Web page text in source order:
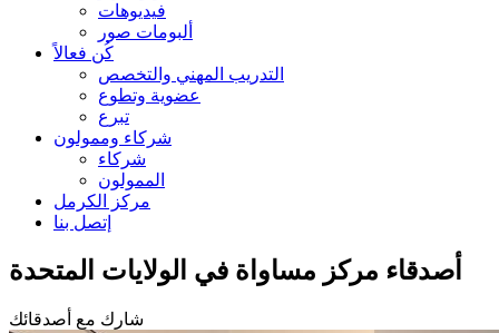
فيديوهات
ألبومات صور
كُن فعالاً
التدريب المهني والتخصص
عضوية وتطوع
تبرع
شركاء وممولون
شركاء
الممولون
مركز الكرمل
إتصل بنا
أصدقاء مركز مساواة في الولايات المتحدة
شارك مع أصدقائك